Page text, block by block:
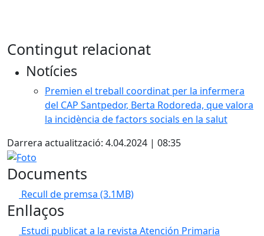
Contingut relacionat
Notícies
Premien el treball coordinat per la infermera
del CAP Santpedor, Berta Rodoreda, que valora
la incidència de factors socials en la salut
Darrera actualització: 4.04.2024 | 08:35
Foto
Documents
Recull de premsa (3.1MB)
Enllaços
Estudi publicat a la revista Atención Primaria